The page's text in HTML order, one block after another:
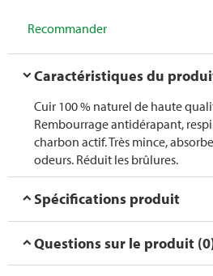
Recommander
Caractéristiques du
Cuir 100 % naturel de haute
Rembourrage antidérapant,
charbon actif. Très mince,
odeurs. Réduit les brûlures.
Spécifications produit
Questions sur le produit